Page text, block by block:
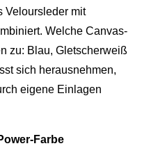
Veloursleder mit
Welche Canvas-
zu: Blau, Gletscherweiß
sich herausnehmen,
eigene Einlagen
Farbe